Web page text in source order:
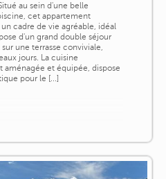
au sein d'une belle
cet appartement
cadre de vie agréable, idéal
d'un grand double séjour
une terrasse conviviale,
jours. La cuisine
et équipée, dispose
pour le [...]